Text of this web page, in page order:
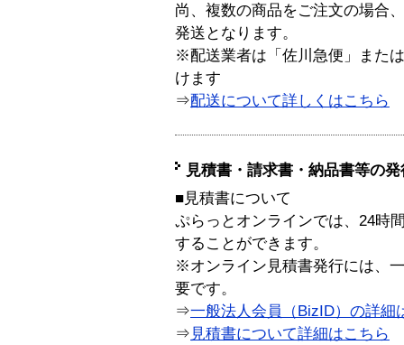
尚、複数の商品をご注文の場合
発送となります。
※配送業者は「佐川急便」また
けます
⇒配送について詳しくはこちら
見積書・請求書・納品書等の
■見積書について
ぷらっとオンラインでは、24時
することができます。
※オンライン見積書発行には、
要です。
⇒一般法人会員（BizID）の詳細
⇒ 見積書について詳細はこちら